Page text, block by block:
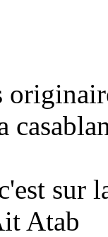
sur
Atab